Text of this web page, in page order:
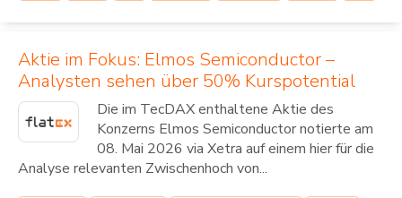
Aktie im Fokus: Elmos Semiconductor –
Analysten sehen über 50% Kurspotential
Die im TecDAX enthaltene Aktie des
Konzerns Elmos Semiconductor notierte am
08. Mai 2026 via Xetra auf einem hier für die
Analyse relevanten Zwischenhoch von...